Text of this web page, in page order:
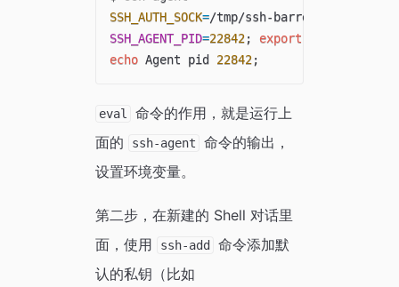
SSH_AUTH_SOCK=/tmp/ssh-barrett/ssh-
SSH_AGENT_PID=22842; export
echo Agent pid 22842;
eval
命令的作用，就是运行上
面的
ssh-agent
命令的输出，
设置环境变量。
第二步，在新建的 Shell 对话里
面，使用
ssh-add
命令添加默
认的私钥（比如